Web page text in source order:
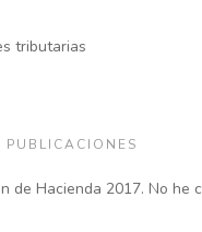
tributarias
PUBLICACIONES
de Hacienda 2017. No he